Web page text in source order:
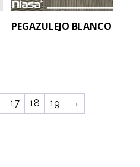
PEGAZULEJO BLANCO
17 18 19 →